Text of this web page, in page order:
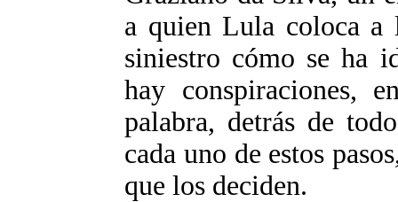
a quien Lula coloca a
siniestro cómo se ha
hay conspiraciones,
palabra, detrás de
cada uno de estos
que los deciden.